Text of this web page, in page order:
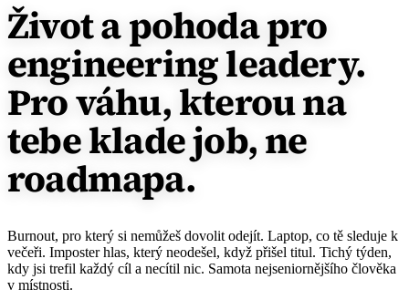
Život a pohoda pro
engineering leadery.
Pro váhu, kterou na
tebe klade job, ne
roadmapa.
Burnout, pro který si nemůžeš dovolit odejít. Laptop, co tě sleduje k
večeři. Imposter hlas, který neodešel, když přišel titul. Tichý týden,
kdy jsi trefil každý cíl a necítil nic. Samota nejseniornějšího člověka
v místnosti.